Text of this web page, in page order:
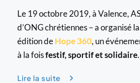
Le 19 octobre 2019, à Valence,
d’ONG chrétiennes – a organisé
édition de Hope 360, un
à la fois festif, sportif et solidaire.
Lire la suite